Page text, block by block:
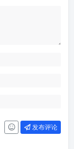
发布评论